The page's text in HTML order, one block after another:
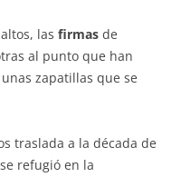
altos, las firmas de
al punto que han
zapatillas que se
traslada a la década de
refugió en la